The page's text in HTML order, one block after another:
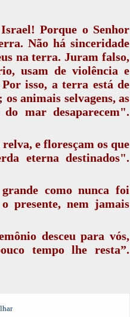
Porque o Senhor
Não há sinceridade
na terra. Juram falso,
usam de violência e
isso, a terra está de
animais selvagens, as
mar desaparecem".
e floresçam os que
eterna destinados".
como nunca foi
presente, nem jamais
desceu para vós,
tempo lhe resta”.